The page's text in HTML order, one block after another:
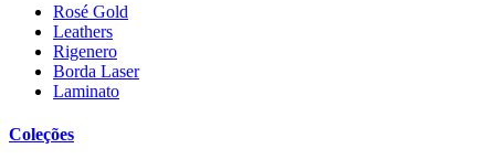
Rosé Gold
Leathers
Rigenero
Borda Laser
Laminato
Coleções